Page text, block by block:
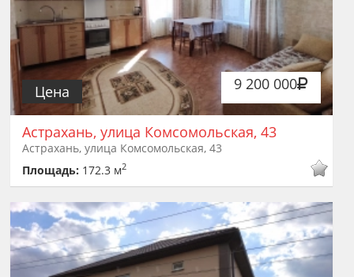
9 200 000
Цена
Астрахань, улица Комсомольская, 43
Астрахань, улица Комсомольская, 43
Площадь: 172.3 м2